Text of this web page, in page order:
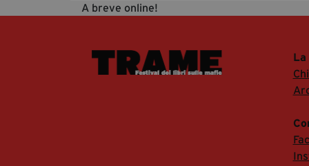
A breve online!
La